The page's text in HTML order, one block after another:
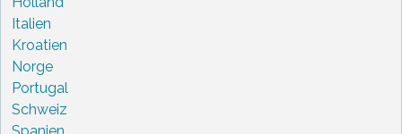
Italien
Kroatien
Norge
Portugal
Schweiz